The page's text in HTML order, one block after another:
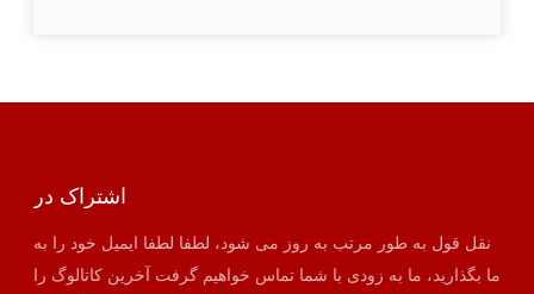
اشتراک در
نقل قول به طور مرتب به روز می شود، لطفا لطفا ایمیل خود را به
ما بگذارید، ما به زودی با شما تماس خواهیم گرفت آخرین کاتالوگ را